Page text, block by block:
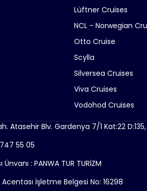
Lüftner Cruises
NCL - Norwegian
Otto Cruise
Scylla
Silversea Cruises
Viva Cruises
Vodohod Cruises
Atasehir Blv. Gardenya 7/1 Kat:22
55 05
: PANWA TUR TURİZM
İşletme Belgesi No: 16298